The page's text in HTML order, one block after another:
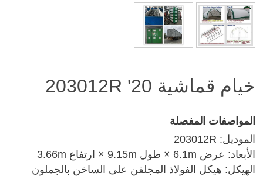
خيام قماشية 20'
المواصفات المفصلة
الموديل: 203012R
الأبعاد: عرض 6.1m × طول 9.15m × ارتفاع 3.66m
الهيكل: هيكل الفولاذ المجلفن على الساخن بالجملون